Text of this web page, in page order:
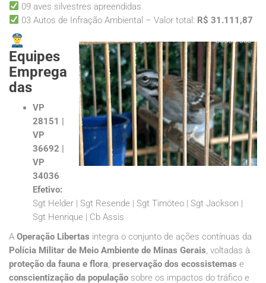
09 aves silvestres apreendidas
03 Autos de Infração Ambiental – Valor total: R$ 31.111,87
Equipes
Emprega
das
VP
28151 |
VP
36692 |
VP
34036
Efetivo:
Sgt Helder | Sgt Resende | Sgt Timóteo | Sgt Jackson |
Sgt Henrique | Cb Assis
A Operação Libertas integra o conjunto de ações contínuas da
Polícia Militar de Meio Ambiente de Minas Gerais, voltadas à
proteção da fauna e flora, preservação dos ecossistemas e
conscientização da população sobre os impactos do tráfico e